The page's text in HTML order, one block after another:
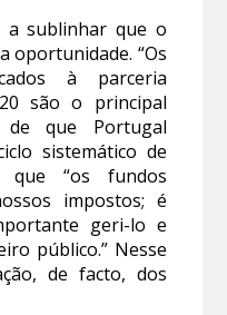
a sublinhar que o
oportunidade. “Os
à parceria
são o principal
de que Portugal
sistemático de
que “os fundos
impostos; é
geri-lo e
público.” Nesse
de facto, dos